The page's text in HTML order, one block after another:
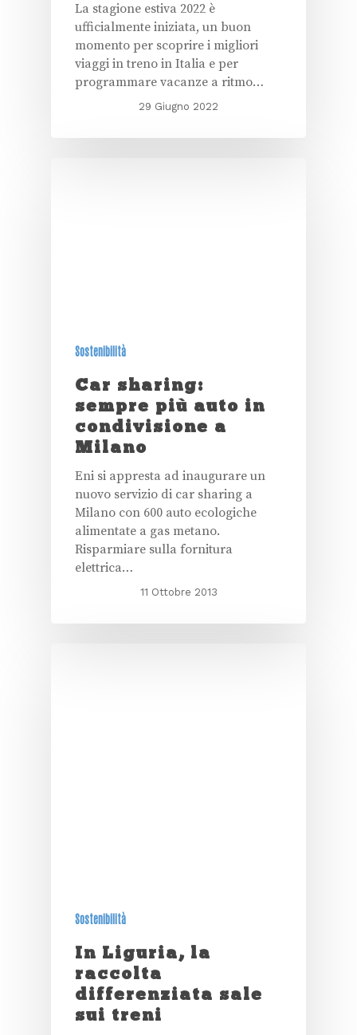
La stagione estiva 2022 è
ufficialmente iniziata, un buon
momento per scoprire i migliori
viaggi in treno in Italia e per
programmare vacanze a ritmo…
29 Giugno 2022
Sostenibilità
Car sharing:
sempre più auto in
condivisione a
Milano
Eni si appresta ad inaugurare un
nuovo servizio di car sharing a
Milano con 600 auto ecologiche
alimentate a gas metano.
Risparmiare sulla fornitura
elettrica…
11 Ottobre 2013
Sostenibilità
In Liguria, la
raccolta
differenziata sale
sui treni